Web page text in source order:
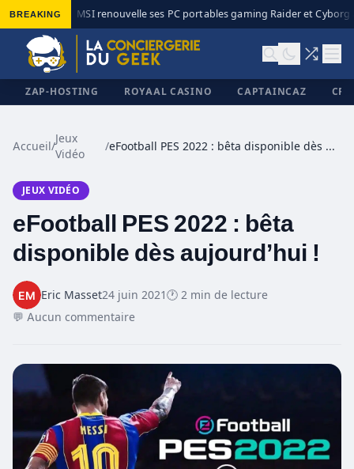
BREAKING MSI renouvelle ses PC portables gaming Raider et Cyborg
ZAP-HOSTING ROYAAL CASINO CAPTAINCAZ
Accueil/
Jeux
Vidéo
/ eFootball PES 2022 : bêta disponible dès aujourd’hui !
JEUX VIDÉO
eFootball PES 2022 : bêta
disponible dès aujourd’hui !
Eric Masset24 juin 2021🕐 2 min de lecture
💬 Aucun commentaire